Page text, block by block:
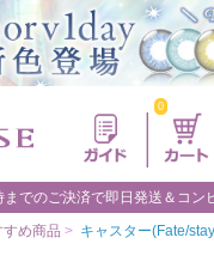
0
までのご決済で即日発送＆コン
め商品 > キャスター(Fate/